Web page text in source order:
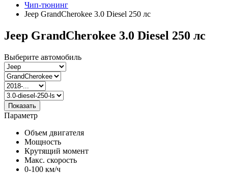
Чип-тюнинг
Jeep GrandCherokee 3.0 Diesel 250 лс
Jeep GrandCherokee 3.0 Diesel 250 лс
Выберите автомобиль
Показать
Параметр
Объем двигателя
Мощность
Крутящий момент
Макс. скорость
0-100 км/ч